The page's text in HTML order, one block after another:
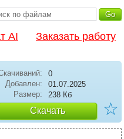
AI Заказать работу
0
Добавлен:
01.07.2025
Размер:
238 Кб
Скачать ☆